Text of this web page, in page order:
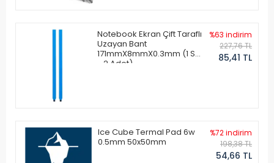
Notebook Ekran Çift Taraflı
Uzayan Bant
171mmX8mmX0.3mm (1 Set
- 2 Adet)
%63 indirim
227,76 TL
85,41 TL
Ice Cube Termal Pad 6w
0.5mm 50x50mm
%72 indirim
198,38 TL
54,66 TL